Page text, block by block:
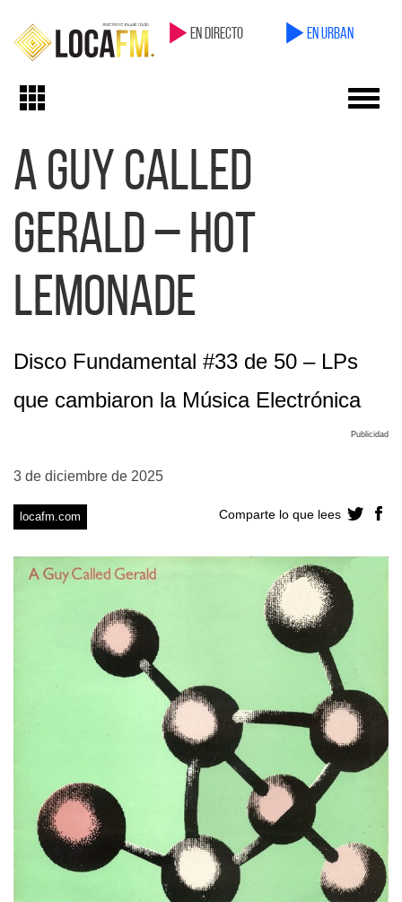
en directo en Urban
Toggle
A Guy Called
Gerald – Hot
Lemonade
Disco Fundamental #33 de 50 – LPs
que cambiaron la Música Electrónica
Publicidad
3 de diciembre de 2025
locafm.com Comparte lo que lees